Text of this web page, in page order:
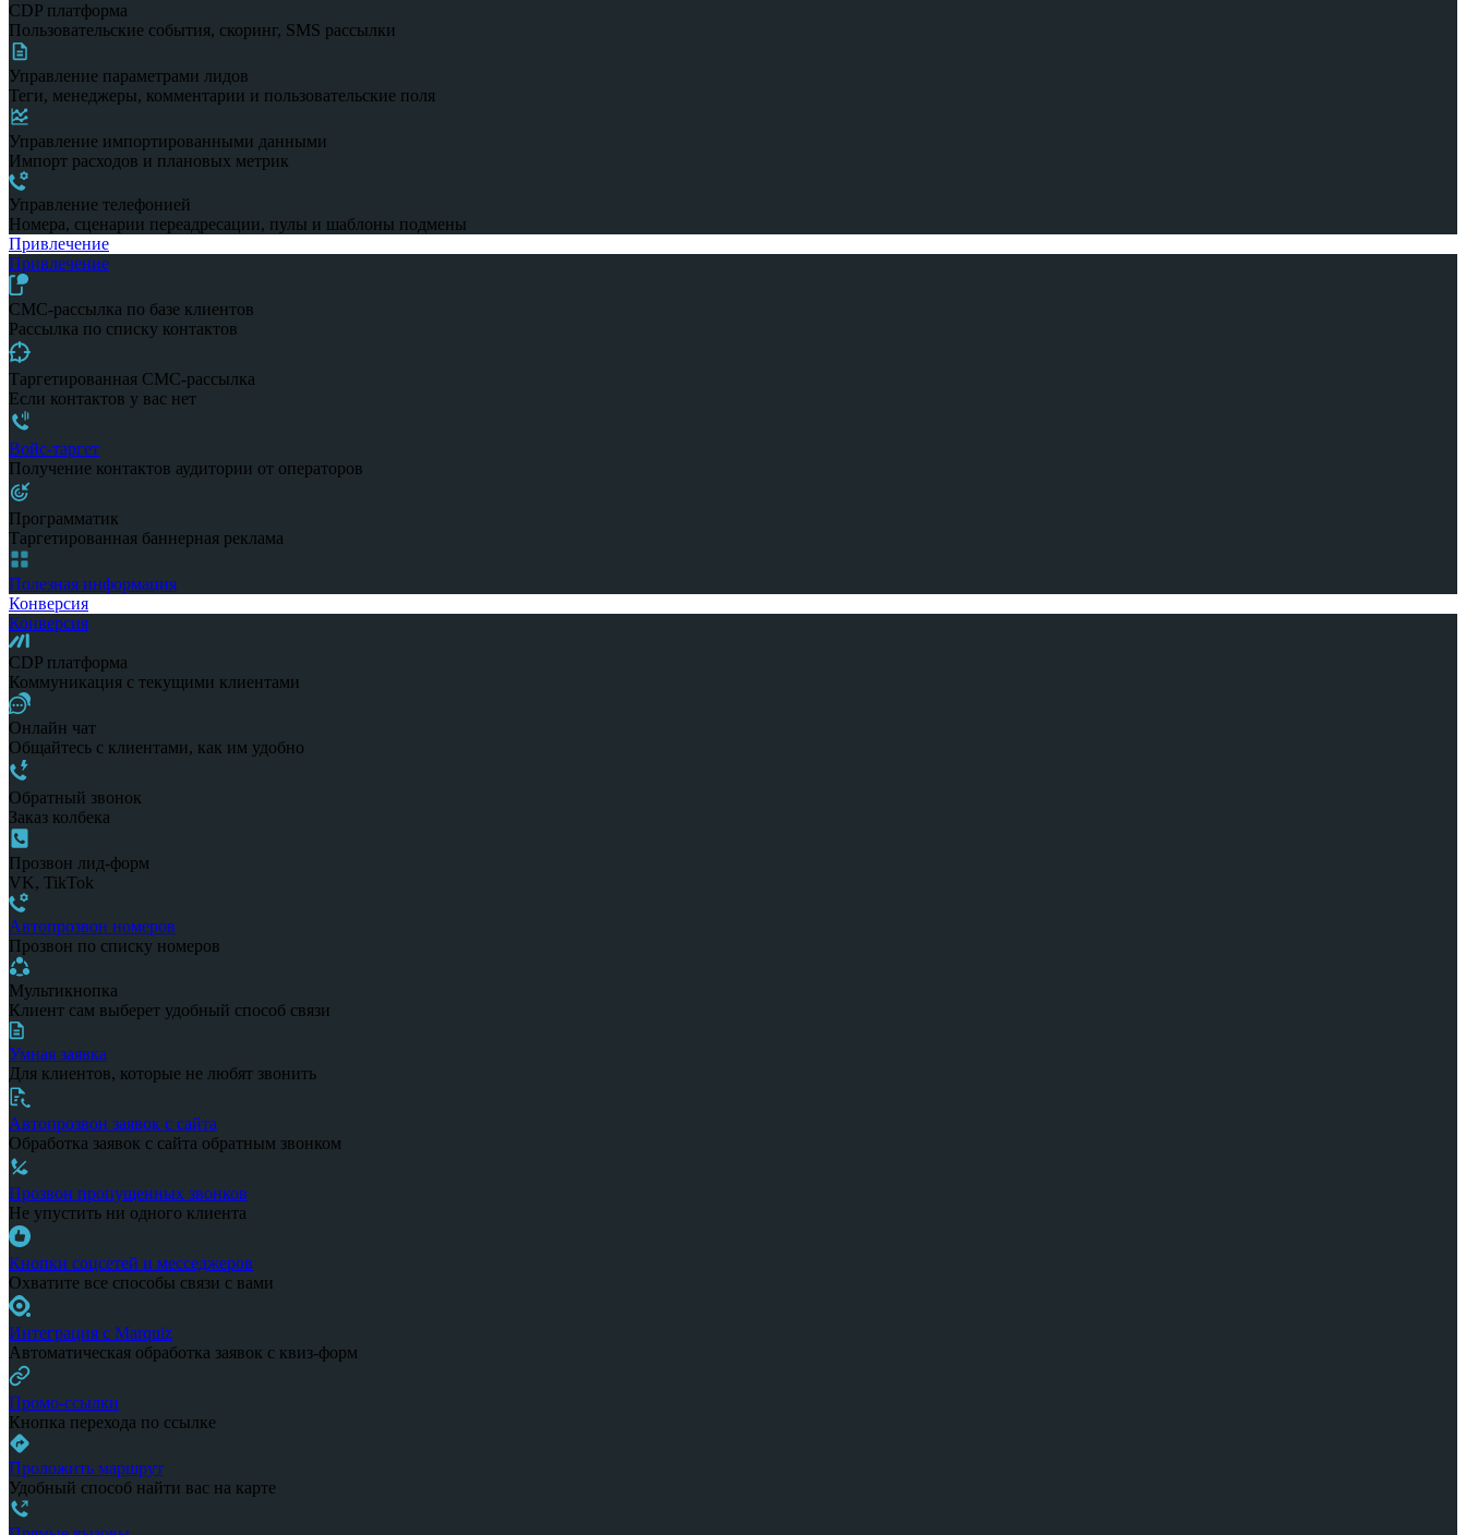
CDP платформа
Пользовательские события, скоринг, SMS рассылки
Управление параметрами лидов
Теги, менеджеры, комментарии и пользовательские поля
Управление импортированными данными
Импорт расходов и плановых метрик
Управление телефонией
Номера, сценарии переадресации, пулы и шаблоны подмены
Привлечение
Привлечение
СМС-рассылка по базе клиентов
Рассылка по списку контактов
Таргетированная СМС-рассылка
Если контактов у вас нет
Войс-таргет
Получение контактов аудитории от операторов
Программатик
Таргетированная баннерная реклама
Полезная информация
Конверсия
Конверсия
CDP платформа
Коммуникация с текущими клиентами
Онлайн чат
Общайтесь с клиентами, как им удобно
Обратный звонок
Заказ колбека
Прозвон лид-форм
VK, TikTok
Автопрозвон номеров
Прозвон по списку номеров
Мультикнопка
Клиент сам выберет удобный способ связи
Умная заявка
Для клиентов, которые не любят звонить
Автопрозвон заявок с сайта
Обработка заявок с сайта обратным звонком
Прозвон пропущенных звонков
Не упустить ни одного клиента
Кнопки соцсетей и месседжеров
Охватите все способы связи с вами
Интеграция с Marquiz
Автоматическая обработка заявок с квиз-форм
Промо-ссылки
Кнопка перехода по ссылке
Проложить маршрут
Удобный способ найти вас на карте